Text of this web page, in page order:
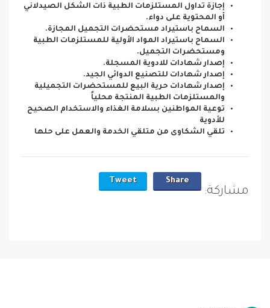
إجازة تداول المستلزمات الطبية ذات الشكل الصيدلاني
أو المحتوية على دواء.
السماح باستيراد مستحضرات التجميل المجازة.
السماح باستيراد المواد الأولية للمستلزمات الطبية
ومستحضرات التجميل.
إصدار شهادات للادوية المسجلة.
إصدار شهادات للتصنيع الدوائي الجيد.
إصدار شهادات حرية البيع للمستحضرات التجميلية
والمستلزمات الطبية المنتجة محلياً
توعية المواطنين بسلامة الغذاء والاستخدام الصحيح
للأدوية
تلقي الشكاوى من متلقي الخدمة والعمل على حلها
مشاركة:
Share
Tweet